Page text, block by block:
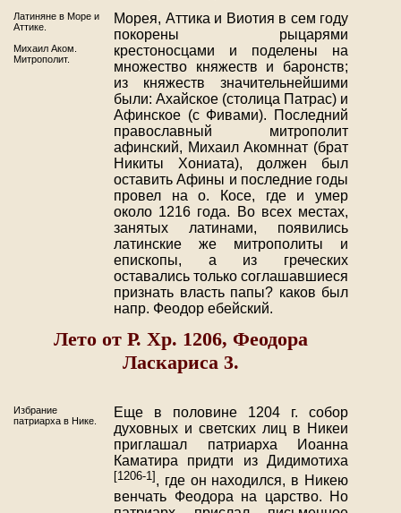
Латиняне в Море и
Аттике.
Михаил Аком.
Митрополит.
Морея, Аттика и Виотия в сем году
покорены рыцарями
крестоносцами и поделены на
множество княжеств и баронств;
из княжеств значительнейшими
были: Ахайское (столица Патрас) и
Афинское (с Фивами). Последний
православный митрополит
афинский, Михаил Акомннат (брат
Никиты Хониата), должен был
оставить Афины и последние годы
провел на о. Косе, где и умер
около 1216 года. Во всех местах,
занятых латинами, появились
латинские же митрополиты и
епископы, а из греческих
оставались только соглашавшиеся
признать власть папы? каков был
напр. Феодор ебейский.
Лето от Р. Хр. 1206, Феодора
Ласкариса 3.
Избрание
патриарха в Нике.
Еще в половине 1204 г. собор
духовных и светских лиц в Никеи
приглашал патриарха Иоанна
Каматира придти из Дидимотиха
[1206-1] , где он находился, в Никею
венчать Феодора на царство. Но